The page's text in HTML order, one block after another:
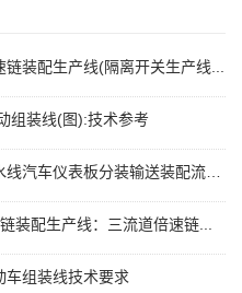
装配生产线(隔离开关生产线...
组装线(图):技术参考
流水线,非标流水线,非标输送流水线汽车仪表板分装输送装配流水...
装配生产线：三流道倍速链...
车组装线技术要求